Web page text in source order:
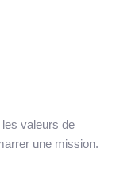
valeurs de
une mission.